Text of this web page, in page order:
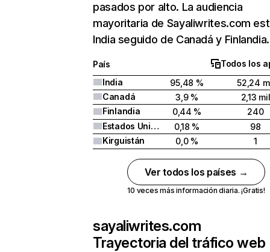
pasados por alto. La audiencia
mayoritaria de Sayaliwrites.com
India seguido de Canadá y Finlandia.
País
Todos los
India
95,48 %
52,24
Canadá
3,9 %
2,13 mil
Finlandia
0,44 %
240
Estados Unidos
0,18 %
98
Kirguistán
0,0 % 1
Ver todos los países →
10 veces más información diaria. ¡Gratis!
sayaliwrites.com
Trayectoria del tráfico web